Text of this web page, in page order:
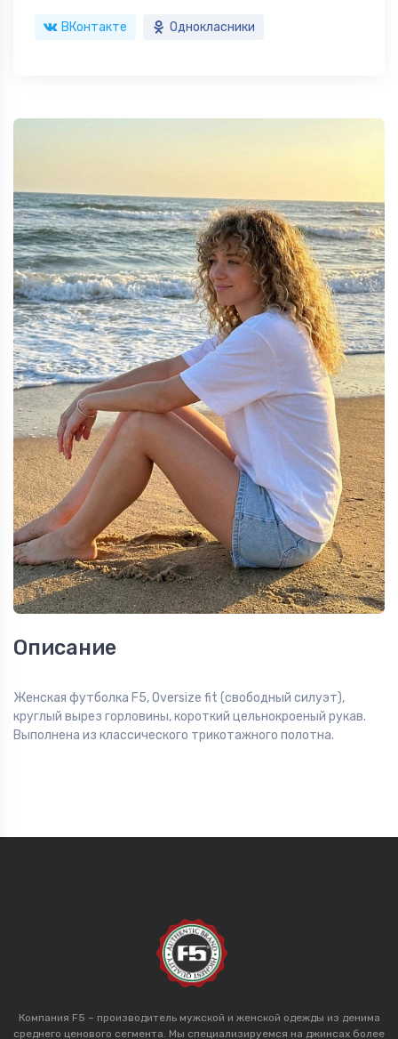
ВКонтакте Однокласники
Описание
Женская футболка F5, Oversize fit (свободный силуэт),
круглый вырез горловины, короткий цельнокроеный рукав.
Выполнена из классического трикотажного полотна.
Компания F5 – производитель мужской и женской одежды из денима
среднего ценового сегмента. Мы специализируемся на джинсах более